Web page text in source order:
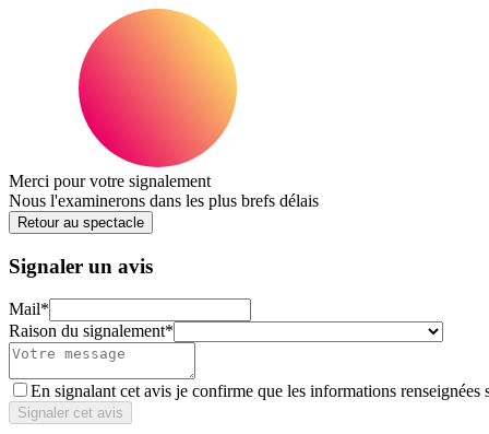
Merci pour votre signalement
Nous l'examinerons dans les plus brefs délais
Retour au spectacle
Signaler un avis
Mail*
Raison du signalement*
En signalant cet avis je confirme que les informations renseignées
Signaler cet avis